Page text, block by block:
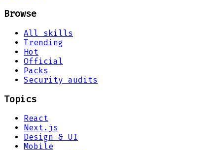
Browse
All skills
Trending
Hot
Official
Packs
Security audits
Topics
React
Next.js
Design & UI
Mobile